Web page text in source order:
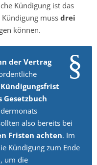
Kündigung ist das
Kündigung muss drei
können.
der Vertrag
Gesetzbuch
also bereits bei
Fristen achten. Im
Kündigung zum Ende
um die